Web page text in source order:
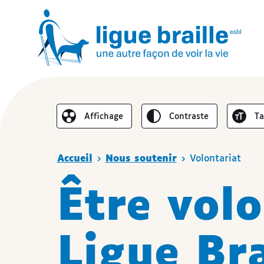
Affichage
Réduire l’affichage
Inverser le
contraste
Vous êtes ici
Accueil Nous soutenir Volontariat
Être
Ligue